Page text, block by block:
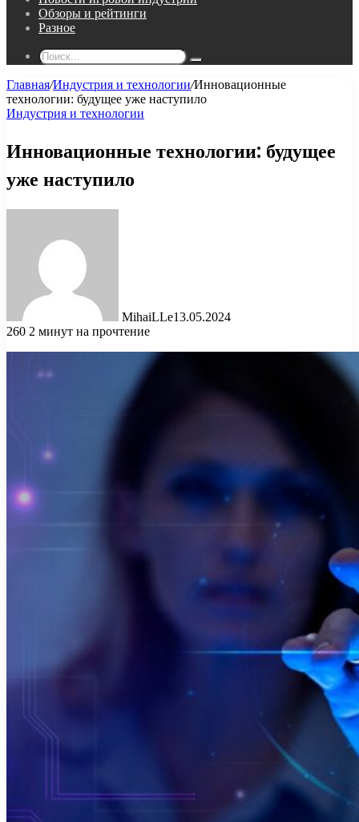
Обзоры и рейтинги
Разное
Поиск...
Главная/Индустрия и технологии/Инновационные
технологии: будущее уже наступило
Индустрия и технологии
Инновационные технологии: будущее
уже наступило
MihaiLLe13.05.2024
260 2 минут на прочтение